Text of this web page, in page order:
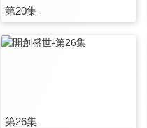
第20集
第26集